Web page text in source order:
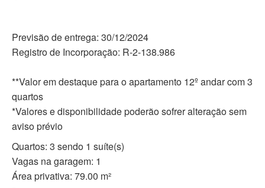
Previsão de entrega: 30/12/2024
Registro de Incorporação: R-2-138.986
**Valor em destaque para o apartamento 12º andar com 3
quartos
*Valores e disponibilidade poderão sofrer alteração sem
aviso prévio
Quartos: 3 sendo 1 suíte(s)
Vagas na garagem: 1
Área privativa: 79.00 m²